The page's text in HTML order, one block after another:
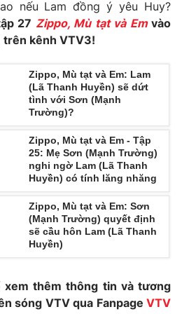
897 897
thức nếu không có sự chấp
nguồn VTV.vn khi phát hành lại
nếu Lam đồng ý yêu Huy?
27 Zippo, Mù tạt và Emvào
trên kênh VTV3!
Zippo, Mù tạt và Em: Lam
(Lã Thanh Huyền) sẽ dứt
tình với Sơn (Mạnh
Trường)?
Zippo, Mù tạt và Em - Tập
25: Mẹ Sơn (Mạnh Trường)
nghi ngờ Lam (Lã Thanh
Huyền) có tính lăng nhăng
Zippo, Mù tạt và Em: Sơn
(Mạnh Trường) quyết định
sẽ cầu hôn Lam (Lã Thanh
Huyền)
xem thêm thông tin và tương
sóng VTV qua Fanpage VTV